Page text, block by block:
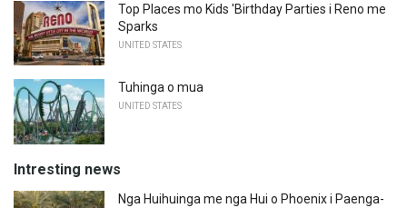
Top Places mo Kids 'Birthday Parties i Reno me
Sparks
UNITED STATES
Tuhinga o mua
UNITED STATES
Intresting news
Nga Huihuinga me nga Hui o Phoenix i Paenga-